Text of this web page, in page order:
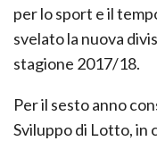
per lo sport e il
svelato la nuova
stagione 2017/18.
Per il sesto anno
Sviluppo di Lotto, in